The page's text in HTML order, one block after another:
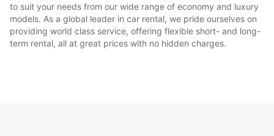
to suit your needs from our wide range of economy and luxury
models. As a global leader in car rental, we pride ourselves on
providing world class service, offering flexible short- and long-
term rental, all at great prices with no hidden charges.